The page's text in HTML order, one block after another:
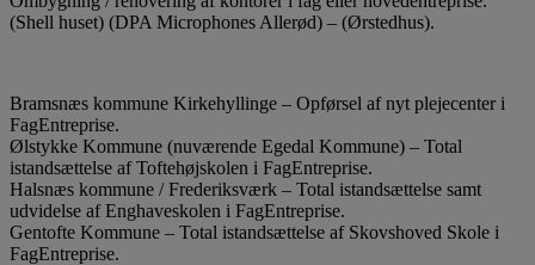
(Shell huset) (DPA Microphones Allerød) – (Ørstedhus).
Bramsnæs kommune Kirkehyllinge – Opførsel af nyt plejecenter i
FagEntreprise.
Ølstykke Kommune (nuværende Egedal Kommune) – Total
istandsættelse af Toftehøjskolen i FagEntreprise.
Halsnæs kommune / Frederiksværk – Total istandsættelse samt
udvidelse af Enghaveskolen i FagEntreprise.
Gentofte Kommune – Total istandsættelse af Skovshoved Skole i
FagEntreprise.